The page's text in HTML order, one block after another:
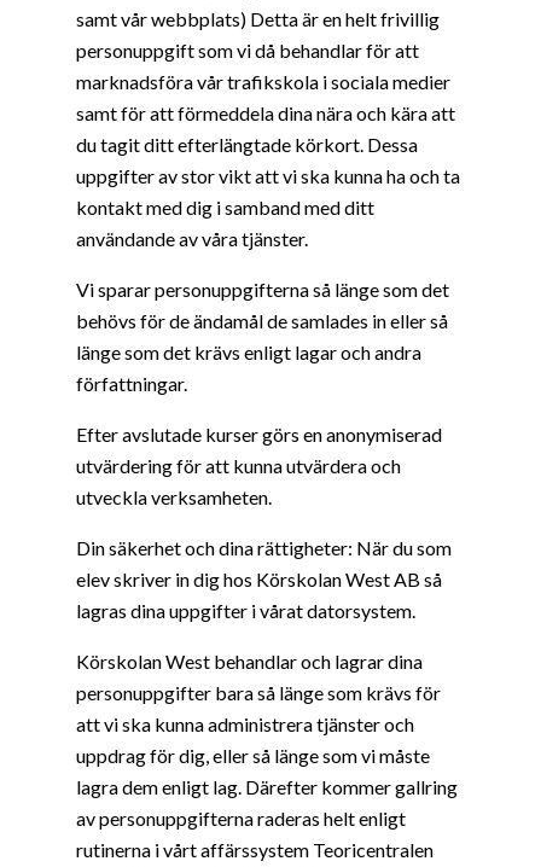
samt vår webbplats) Detta är en helt frivillig
personuppgift som vi då behandlar för att
marknadsföra vår trafikskola i sociala medier
samt för att förmeddela dina nära och kära att
du tagit ditt efterlängtade körkort. Dessa
uppgifter av stor vikt att vi ska kunna ha och ta
kontakt med dig i samband med ditt
användande av våra tjänster.
Vi sparar personuppgifterna så länge som det
behövs för de ändamål de samlades in eller så
länge som det krävs enligt lagar och andra
författningar.
Efter avslutade kurser görs en anonymiserad
utvärdering för att kunna utvärdera och
utveckla verksamheten.
Din säkerhet och dina rättigheter: När du som
elev skriver in dig hos Körskolan West AB så
lagras dina uppgifter i vårat datorsystem.
Körskolan West behandlar och lagrar dina
personuppgifter bara så länge som krävs för
att vi ska kunna administrera tjänster och
uppdrag för dig, eller så länge som vi måste
lagra dem enligt lag. Därefter kommer gallring
av personuppgifterna raderas helt enligt
rutinerna i vårt affärssystem Teoricentralen